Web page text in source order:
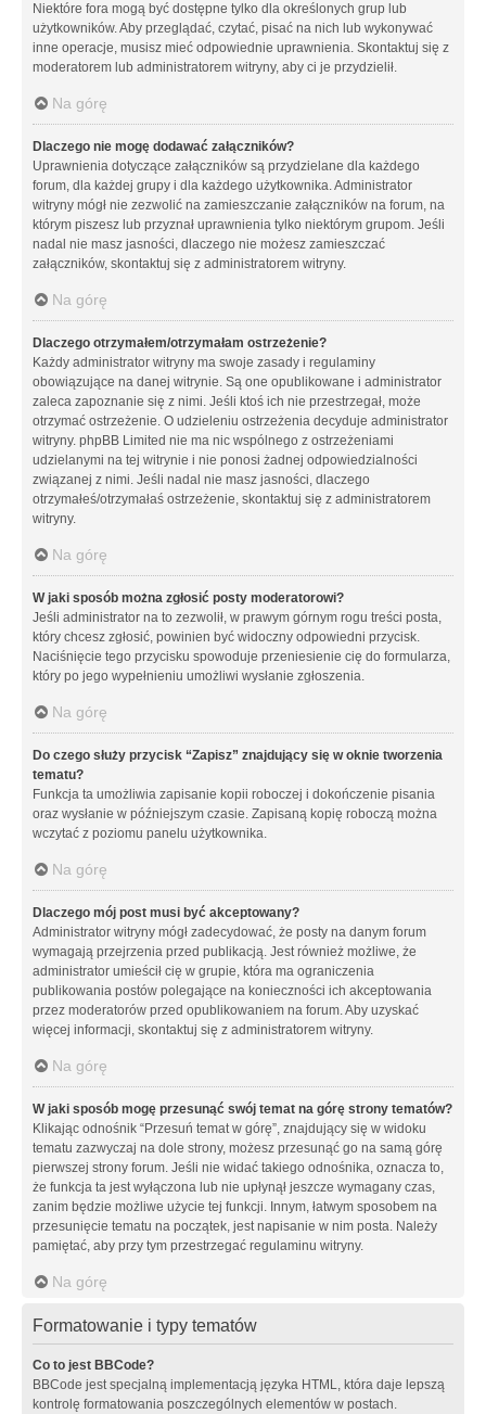
Niektóre fora mogą być dostępne tylko dla określonych grup lub
użytkowników. Aby przeglądać, czytać, pisać na nich lub wykonywać
inne operacje, musisz mieć odpowiednie uprawnienia. Skontaktuj się z
moderatorem lub administratorem witryny, aby ci je przydzielił.
Na górę
Dlaczego nie mogę dodawać załączników?
Uprawnienia dotyczące załączników są przydzielane dla każdego
forum, dla każdej grupy i dla każdego użytkownika. Administrator
witryny mógł nie zezwolić na zamieszczanie załączników na forum, na
którym piszesz lub przyznał uprawnienia tylko niektórym grupom. Jeśli
nadal nie masz jasności, dlaczego nie możesz zamieszczać
załączników, skontaktuj się z administratorem witryny.
Na górę
Dlaczego otrzymałem/otrzymałam ostrzeżenie?
Każdy administrator witryny ma swoje zasady i regulaminy
obowiązujące na danej witrynie. Są one opublikowane i administrator
zaleca zapoznanie się z nimi. Jeśli ktoś ich nie przestrzegał, może
otrzymać ostrzeżenie. O udzieleniu ostrzeżenia decyduje administrator
witryny. phpBB Limited nie ma nic wspólnego z ostrzeżeniami
udzielanymi na tej witrynie i nie ponosi żadnej odpowiedzialności
związanej z nimi. Jeśli nadal nie masz jasności, dlaczego
otrzymałeś/otrzymałaś ostrzeżenie, skontaktuj się z administratorem
witryny.
Na górę
W jaki sposób można zgłosić posty moderatorowi?
Jeśli administrator na to zezwolił, w prawym górnym rogu treści posta,
który chcesz zgłosić, powinien być widoczny odpowiedni przycisk.
Naciśnięcie tego przycisku spowoduje przeniesienie cię do formularza,
który po jego wypełnieniu umożliwi wysłanie zgłoszenia.
Na górę
Do czego służy przycisk “Zapisz” znajdujący się w oknie tworzenia
tematu?
Funkcja ta umożliwia zapisanie kopii roboczej i dokończenie pisania
oraz wysłanie w późniejszym czasie. Zapisaną kopię roboczą można
wczytać z poziomu panelu użytkownika.
Na górę
Dlaczego mój post musi być akceptowany?
Administrator witryny mógł zadecydować, że posty na danym forum
wymagają przejrzenia przed publikacją. Jest również możliwe, że
administrator umieścił cię w grupie, która ma ograniczenia
publikowania postów polegające na konieczności ich akceptowania
przez moderatorów przed opublikowaniem na forum. Aby uzyskać
więcej informacji, skontaktuj się z administratorem witryny.
Na górę
W jaki sposób mogę przesunąć swój temat na górę strony tematów?
Klikając odnośnik “Przesuń temat w górę”, znajdujący się w widoku
tematu zazwyczaj na dole strony, możesz przesunąć go na samą górę
pierwszej strony forum. Jeśli nie widać takiego odnośnika, oznacza to,
że funkcja ta jest wyłączona lub nie upłynął jeszcze wymagany czas,
zanim będzie możliwe użycie tej funkcji. Innym, łatwym sposobem na
przesunięcie tematu na początek, jest napisanie w nim posta. Należy
pamiętać, aby przy tym przestrzegać regulaminu witryny.
Na górę
Formatowanie i typy tematów
Co to jest BBCode?
BBCode jest specjalną implementacją języka HTML, która daje lepszą
kontrolę formatowania poszczególnych elementów w postach.